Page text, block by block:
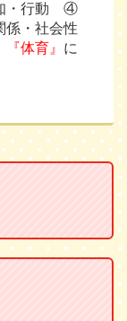
・行動 ④
・社会性
体育』 に